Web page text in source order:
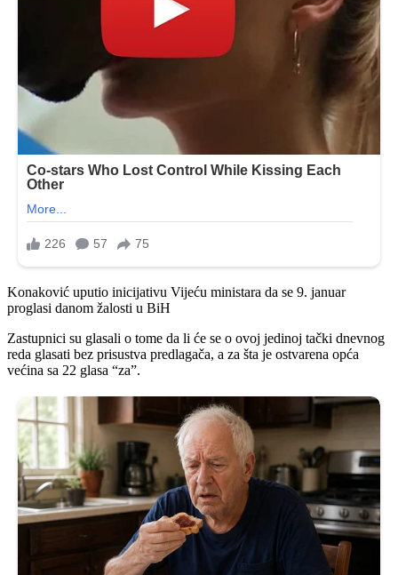
Konaković uputio inicijativu Vijeću ministara da se 9. januar
proglasi danom žalosti u BiH
Zastupnici su glasali o tome da li će se o ovoj jedinoj tački dnevnog
reda glasati bez prisustva predlagača, a za šta je ostvarena opća
većina sa 22 glasa “za”.